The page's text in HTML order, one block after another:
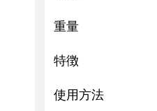
重量
特徴
使用方法